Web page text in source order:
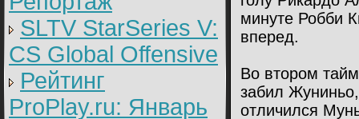
SLTV StarSeries V:
CS Global Offensive
Рейтинг
ProPlay.ru: Январь
минуте Робби
вперед.
Во втором
забил
отличился